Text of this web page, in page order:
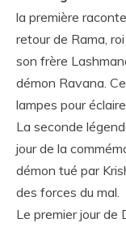
la première
retour de Rama,
son frère
démon Ravana.
lampes pour
La seconde
jour de la
démon tué par
des forces du mal.
Le premier jour de